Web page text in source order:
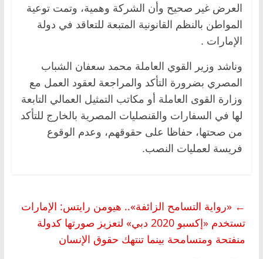
العرض غير صحيح وأن الشركة وهمية، وتمت توعية
المواطن بالنظم القانونية المتبعة للتعاقد في دولة
الإمارات .
وناشد وزير القوي العاملة محمد سعفان الشباب
المصري بضرورة التأكد والمراجعة لعقود العمل مع
وزارة القوى العاملة أو مكاتب التمثيل العمالي التابعة
لها في السفارات والقنصليات المصرية بالخارج للتأكد
من صحتها، حفاظا على حقوقهم، وعدم الوقوع
فريسة لعمليات النصب.
← «رواية التسامح الزائفة».. هيومن رايتس: الإمارات
تستخدم «إكسبو 2020 دبي» لتعزيز صورتها كدولة
منفتحة ومتسامحة بينما تنتهك حقوق الإنسان